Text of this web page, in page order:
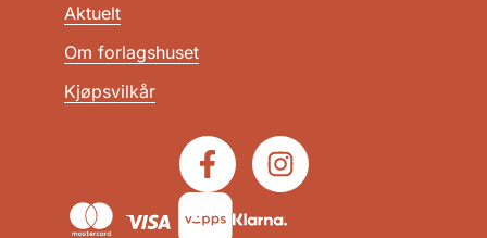
Aktuelt
Om forlagshuset
Kjøpsvilkår